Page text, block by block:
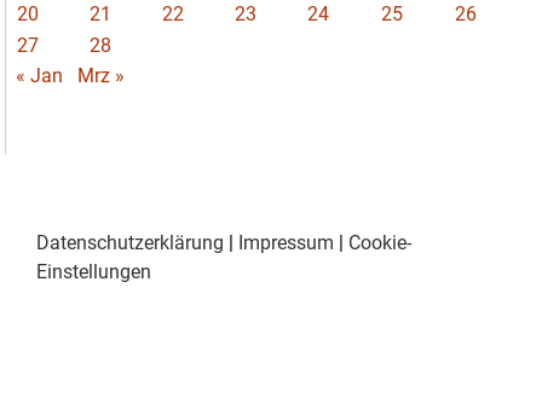
20
21 22 23 24 25
26
27
28
« Jan
Mrz »
Datenschutzerklärung | Impressum | Cookie-
Einstellungen